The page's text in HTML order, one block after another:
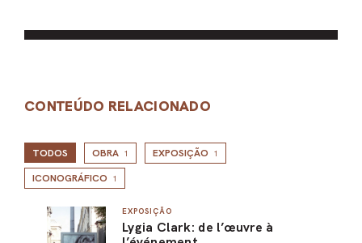
CONTEÚDO RELACIONADO
TODOS OBRA 1 EXPOSIÇÃO 1
ICONOGRÁFICO 1
EXPOSIÇÃO
Lygia Clark: de l’œuvre à